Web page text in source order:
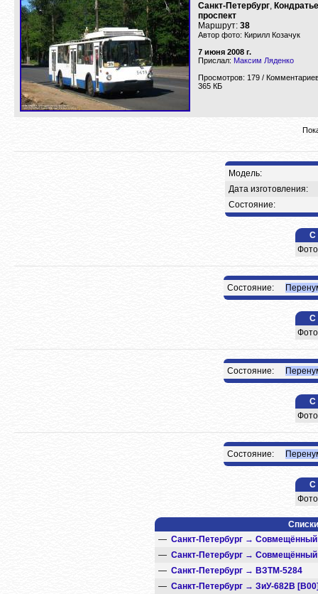
Санкт-Петербург,
проспект
Маршрут: 38
Автор фото: Кирилл Козачук
7 июня 2008 г.
Прислал: Максим Ляденко
Просмотров: 179 /
365 КБ
Модель:
Дата изготовления:
Состояние:
С
Состояние:
С
Состояние:
С
Состояние:
С
— Санкт-Петербург → Совмещённый
— Санкт-Петербург → Совмещённый
— Санкт-Петербург → ВЗТМ-5284
— Санкт-Петербург → ЗиУ-682В